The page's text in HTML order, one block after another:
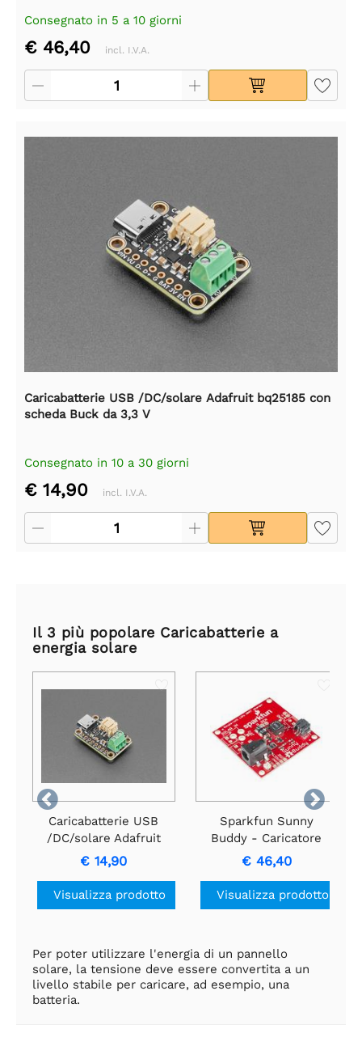
Consegnato in 5 a 10 giorni
€ 46,40 incl. I.V.A.
Caricabatterie USB /DC/solare Adafruit bq25185 con
scheda Buck da 3,3 V
Consegnato in 10 a 30 giorni
€ 14,90 incl. I.V.A.
Il 3 più popolare Caricabatterie a
energia solare


Caricabatterie USB
/DC/solare Adafruit
bq25185 con scheda
Buck da 3,3 V
€ 14,90
Visualizza prodotto
Sparkfun Sunny
Buddy - Caricatore
solare MPPT
€ 46,40
Visualizza prodotto
Per poter utilizzare l'energia di un pannello
solare, la tensione deve essere convertita a un
livello stabile per caricare, ad esempio, una
batteria.